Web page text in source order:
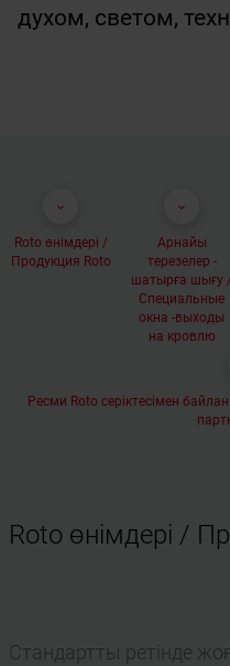
духом, светом,
keyboard_arrow_down
Roto өнімдері /
Продукция Roto
keyboard_arrow_down
Арнайы
терезелер -
шатырға шығу
Специальные
окна -выходы
на кровлю
Ресми Roto серіктесімен
Roto өнімдері /
Стандартты ретінде